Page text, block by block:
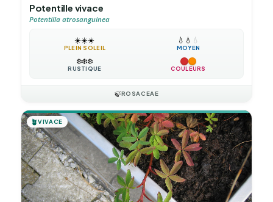
Potentille vivace
Potentilla atrosanguinea
☀️☀️☀️
PLEIN SOLEIL
💧 💧 💧
MOYEN
❄️❄️❄️
RUSTIQUE COULEURS
🍃ROSACEAE
🪴VIVACE